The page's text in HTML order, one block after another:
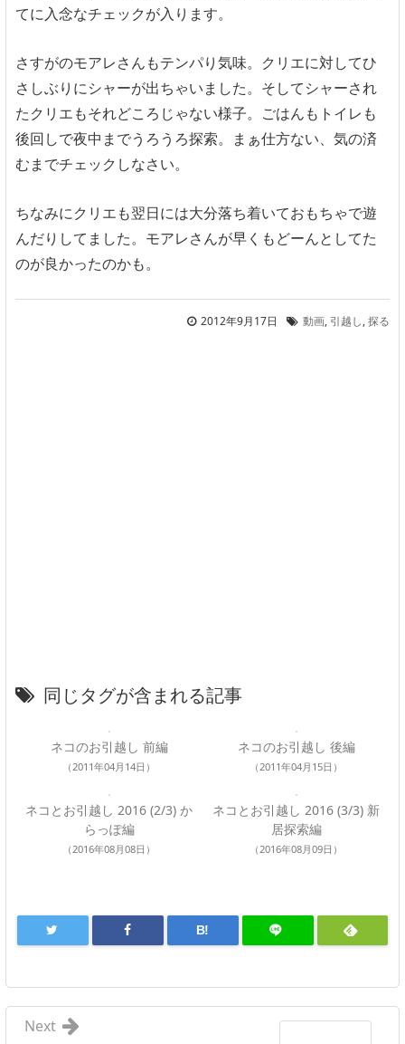
てに入念なチェックが入ります。
さすがのモアレさんもテンパり気味。クリエに対してひ
さしぶりにシャーが出ちゃいました。そしてシャーされ
たクリエもそれどころじゃない様子。ごはんもトイレも
後回しで夜中までうろうろ探索。まぁ仕方ない、気の済
むまでチェックしなさい。
ちなみにクリエも翌日には大分落ち着いておもちゃで遊
んだりしてました。モアレさんが早くもどーんとしてた
のが良かったのかも。
2012年9月17日 動画, 引越し,探る
同じタグが含まれる記事
ネコのお引越し 前編
（2011年04月14日）
ネコのお引越し 後編
（2011年04月15日）
ネコとお引越し 2016 (2/3) か
らっぽ編
（2016年08月08日）
ネコとお引越し 2016 (3/3) 新
居探索編
（2016年08月09日）
B!
Next